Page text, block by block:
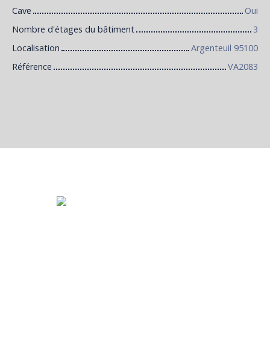
Cave
Oui
Nombre d'étages du bâtiment
3
Localisation
Argenteuil 95100
Référence
VA2083